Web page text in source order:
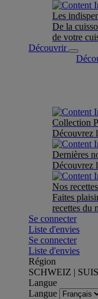
Les
De la
de votre
Découvrir
Collection
Découvrez
Dernières
Découvrez
Nos recettes
Faites
recettes du
Se connecter
Liste d'envies
Se connecter
Liste d'envies
Région
SCHWEIZ |
Langue
Langue